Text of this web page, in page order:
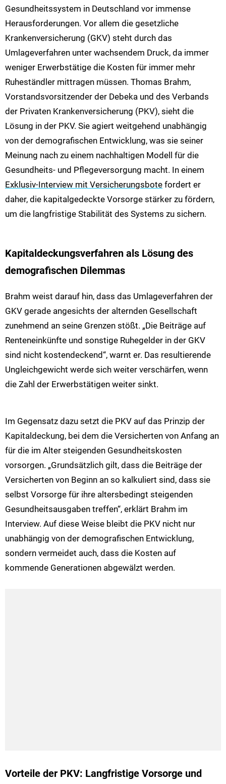
Gesundheitssystem in Deutschland vor immense
Herausforderungen. Vor allem die gesetzliche
Krankenversicherung (GKV) steht durch das
Umlageverfahren unter wachsendem Druck, da immer
weniger Erwerbstätige die Kosten für immer mehr
Ruheständler mittragen müssen. Thomas Brahm,
Vorstandsvorsitzender der Debeka und des Verbands
der Privaten Krankenversicherung (PKV), sieht die
Lösung in der PKV. Sie agiert weitgehend unabhängig
von der demografischen Entwicklung, was sie seiner
Meinung nach zu einem nachhaltigen Modell für die
Gesundheits- und Pflegeversorgung macht. In einem
Exklusiv-Interview mit Versicherungsbote fordert er
daher, die kapitalgedeckte Vorsorge stärker zu fördern,
um die langfristige Stabilität des Systems zu sichern.
Kapitaldeckungsverfahren als Lösung des
demografischen Dilemmas
Brahm weist darauf hin, dass das Umlageverfahren der
GKV gerade angesichts der alternden Gesellschaft
zunehmend an seine Grenzen stößt. „Die Beiträge auf
Renteneinkünfte und sonstige Ruhegelder in der GKV
sind nicht kostendeckend“, warnt er. Das resultierende
Ungleichgewicht werde sich weiter verschärfen, wenn
die Zahl der Erwerbstätigen weiter sinkt.
Im Gegensatz dazu setzt die PKV auf das Prinzip der
Kapitaldeckung, bei dem die Versicherten von Anfang an
für die im Alter steigenden Gesundheitskosten
vorsorgen. „Grundsätzlich gilt, dass die Beiträge der
Versicherten von Beginn an so kalkuliert sind, dass sie
selbst Vorsorge für ihre altersbedingt steigenden
Gesundheitsausgaben treffen“, erklärt Brahm im
Interview. Auf diese Weise bleibt die PKV nicht nur
unabhängig von der demografischen Entwicklung,
sondern vermeidet auch, dass die Kosten auf
kommende Generationen abgewälzt werden.
Vorteile der PKV: Langfristige Vorsorge und